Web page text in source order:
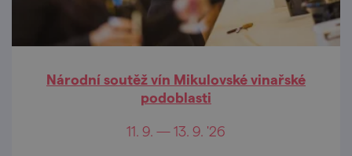
Národní soutěž vín Mikulovské vinařské
podoblasti
11. 9. — 13. 9. '26